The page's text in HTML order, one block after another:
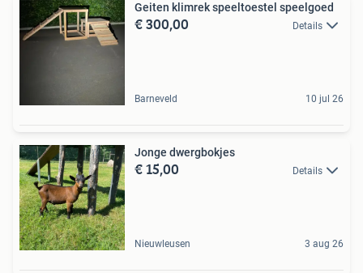
Geiten klimrek speeltoestel speelgoed
€ 300,00 Details
Barneveld 10 jul 26
Jonge dwergbokjes
€ 15,00 Details
Nieuwleusen 3 aug 26